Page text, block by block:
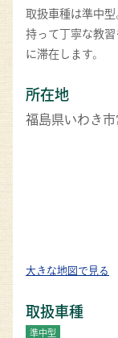
取扱車種は準中
持って丁寧な教
に滞在します。
所在地
福島県いわき
大きな地図で見る
取扱車種
準中型